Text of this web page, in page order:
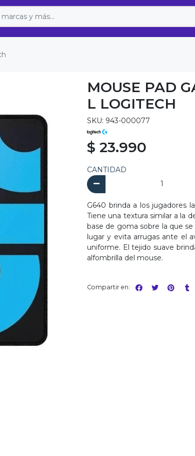
MOUSE PAD
L LOGITECH
SKU: 943-000077
$ 23.990
CANTIDAD
G640 brinda a los jugadores
Tiene una textura similar a la
base de goma sobre la que
lugar y evita arrugas ante el
uniforme. El tejido suave
alfombrilla del mouse.
Compartir en: